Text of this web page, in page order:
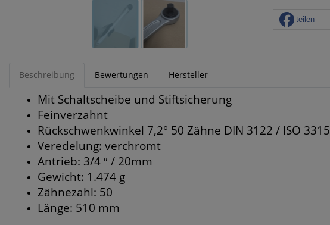
teilen
Beschreibung Bewertungen Hersteller
Mit Schaltscheibe und Stiftsicherung
Feinverzahnt
Rückschwenkwinkel 7,2° 50 Zähne DIN 3122 / ISO 3315
Veredelung: verchromt
Antrieb: 3/4 ″ / 20mm
Gewicht: 1.474 g
Zähnezahl: 50
Länge: 510 mm